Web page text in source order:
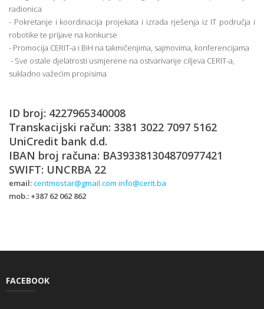
radionica
- Pokretanje i koordinacija projekata i izrada rješenja iz IT područja i
robotike te prijave na konkurse
- Promocija CERIT-a i BiH na takmičenjima, sajmovima, konferencijama
- Sve ostale djelatrosti usmjerene na ostvarivanje ciljeva CERIT-a,
sukladno važećim propisima
ID broj: 4227965340008
Transkacijski račun: 3381 3022 7097 5162
UniCredit bank d.d.
IBAN broj računa: BA393381304870977421
SWIFT: UNCRBA 22
email:ceritmostar@gmail.com info@cerit.ba
mob.: +387 62 062 862
FACEBOOK